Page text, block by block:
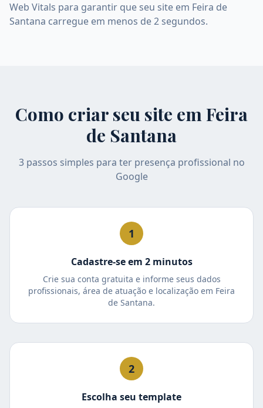
Web Vitals para garantir que seu site em Feira de
Santana carregue em menos de 2 segundos.
Como criar seu site emFeira
de Santana
3 passos simples para ter presença profissional no
Google
1
Cadastre-se em 2 minutos
Crie sua conta gratuita e informe seus dados
profissionais, área de atuação e localização em Feira
de Santana.
2
Escolha seu template